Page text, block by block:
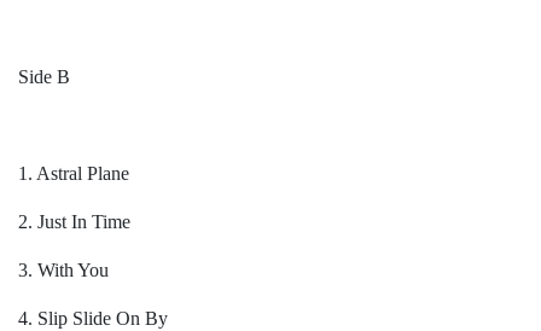
Side B
1. Astral Plane
2. Just In Time
3. With You
4. Slip Slide On By